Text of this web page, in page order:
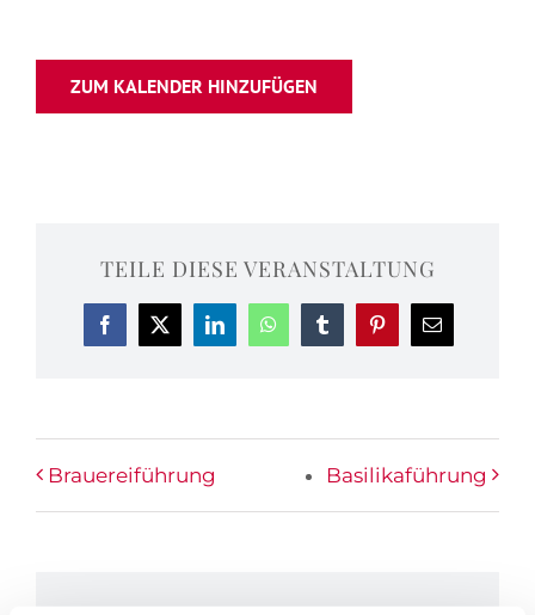
ZUM KALENDER HINZUFÜGEN
TEILE DIESE VERANSTALTUNG
Facebook
X LinkedInWhatsAppTumblrPinterest
E-
Mail
Brauereiführung Basilikaführung